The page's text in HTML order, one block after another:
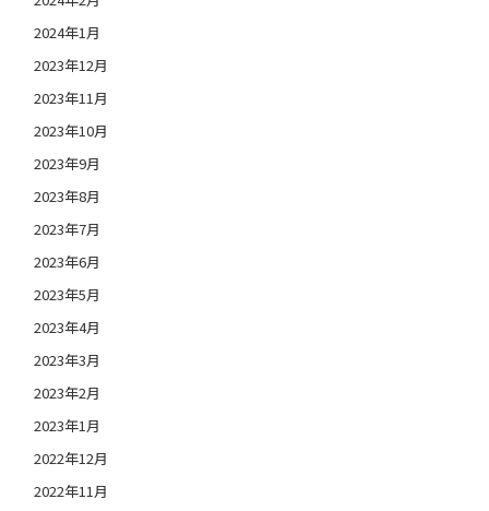
2024年1月
2023年12月
2023年11月
2023年10月
2023年9月
2023年8月
2023年7月
2023年6月
2023年5月
2023年4月
2023年3月
2023年2月
2023年1月
2022年12月
2022年11月